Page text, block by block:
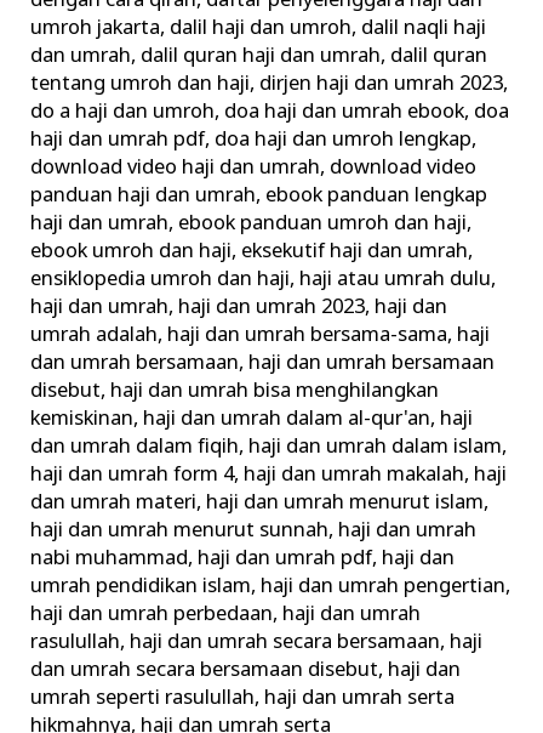
umroh jakarta, dalil haji dan umroh, dalil naqli haji
dan umrah, dalil quran haji dan umrah, dalil quran
tentang umroh dan haji, dirjen haji dan umrah 2023,
do a haji dan umroh, doa haji dan umrah ebook, doa
haji dan umrah pdf, doa haji dan umroh lengkap,
download video haji dan umrah, download video
panduan haji dan umrah, ebook panduan lengkap
haji dan umrah, ebook panduan umroh dan haji,
ebook umroh dan haji, eksekutif haji dan umrah,
ensiklopedia umroh dan haji, haji atau umrah dulu,
haji dan umrah, haji dan umrah 2023, haji dan
umrah adalah, haji dan umrah bersama-sama, haji
dan umrah bersamaan, haji dan umrah bersamaan
disebut, haji dan umrah bisa menghilangkan
kemiskinan, haji dan umrah dalam al-qur'an, haji
dan umrah dalam fiqih, haji dan umrah dalam islam,
haji dan umrah form 4, haji dan umrah makalah, haji
dan umrah materi, haji dan umrah menurut islam,
haji dan umrah menurut sunnah, haji dan umrah
nabi muhammad, haji dan umrah pdf, haji dan
umrah pendidikan islam, haji dan umrah pengertian,
haji dan umrah perbedaan, haji dan umrah
rasulullah, haji dan umrah secara bersamaan, haji
dan umrah secara bersamaan disebut, haji dan
umrah seperti rasulullah, haji dan umrah serta
hikmahnya, haji dan umrah serta